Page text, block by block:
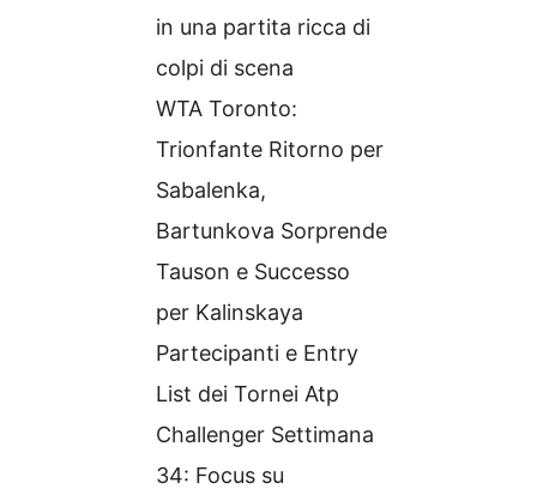
in una partita ricca di
colpi di scena
WTA Toronto:
Trionfante Ritorno per
Sabalenka,
Bartunkova Sorprende
Tauson e Successo
per Kalinskaya
Partecipanti e Entry
List dei Tornei Atp
Challenger Settimana
34: Focus su